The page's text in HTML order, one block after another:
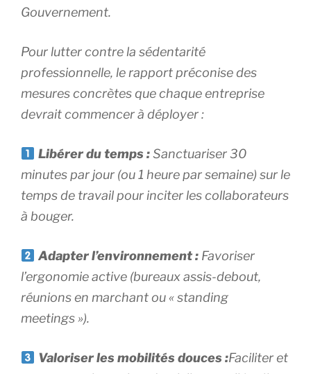
Gouvernement.
Pour lutter contre la sédentarité
professionnelle, le rapport préconise des
mesures concrètes que chaque entreprise
devrait commencer à déployer :
Libérer du temps :Sanctuariser 30
minutes par jour (ou 1 heure par semaine) sur le
temps de travail pour inciter les collaborateurs
à bouger.
Adapter l’environnement :Favoriser
l’ergonomie active (bureaux assis-debout,
réunions en marchant ou « standing
meetings »).
Valoriser les mobilités douces :Faciliter et